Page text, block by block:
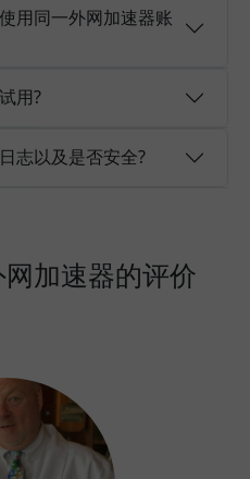
用同一外网加速器账
用?
志以及是否安全?
加速器的评价